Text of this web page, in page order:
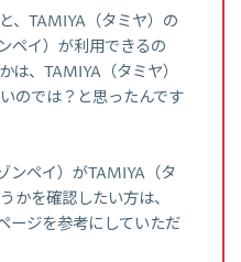
、TAMIYA（タミヤ）の
ペイ）が利用できるの
は、TAMIYA（タミヤ）
のでは？と思ったんです
ンペイ）がTAMIYA（タ
かを確認したい方は、
ージを参考にしていただ